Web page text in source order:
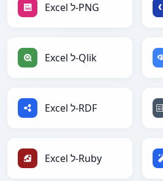
Excel ל-PNG
Excel ל-Qlik
Excel ל-RDF
Excel ל-Ruby